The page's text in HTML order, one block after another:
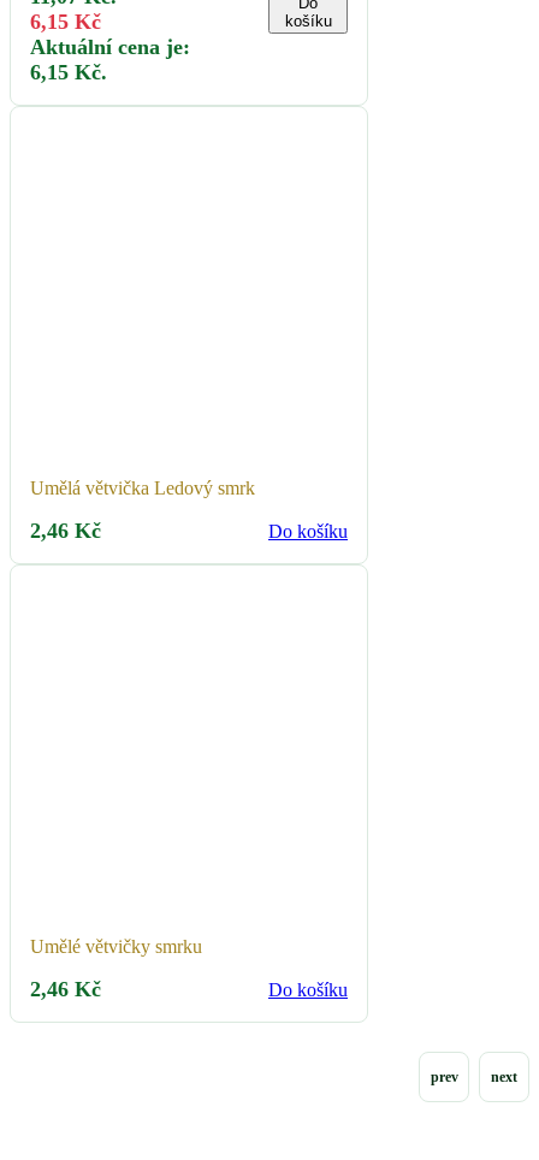
6,15 Kč
Aktuální cena je:
6,15 Kč.
košíku
Umělá větvička Ledový smrk
2,46 Kč Do košíku
Umělé větvičky smrku
2,46 Kč Do košíku